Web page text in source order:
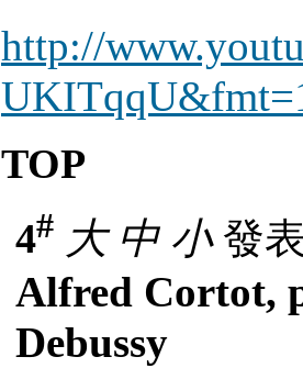
http://
TOP
4# 大 中 小發
Alfred Cortot,
Debussy